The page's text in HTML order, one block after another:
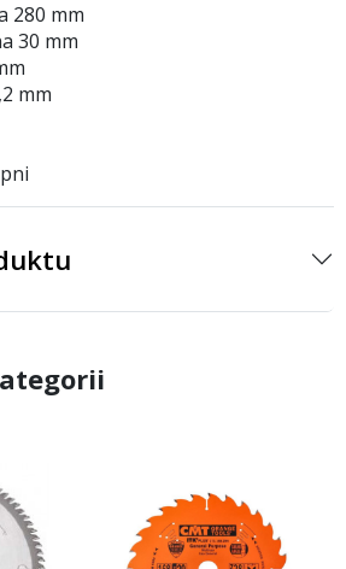
280 mm
30 mm
mm